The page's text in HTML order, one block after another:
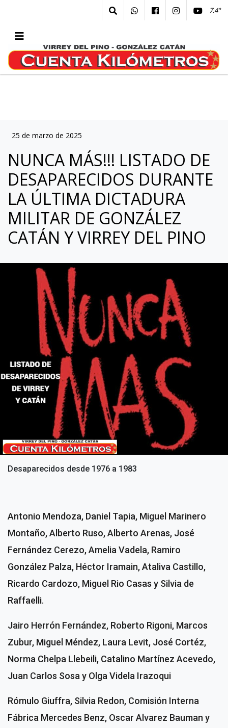
7.4º
25 de marzo de 2025
NUNCA MÁS!!! LISTADO DE
DESAPARECIDOS DURANTE
LA ÚLTIMA DICTADURA
MILITAR DE GONZÁLEZ
CATÁN Y VIRREY DEL PINO
Desaparecidos desde 1976 a 1983
Antonio Mendoza, Daniel Tapia, Miguel Marinero
Montaño, Alberto Ruso, Alberto Arenas, José
Fernández Cerezo, Amelia Vadela, Ramiro
González Palza, Héctor Iramain, Ataliva Castillo,
Ricardo Cardozo, Miguel Rio Casas y Silvia de
Raffaelli.
Jairo Herrón Fernández, Roberto Rigoni, Marcos
Zubur, Miguel Méndez, Laura Levit, José Cortéz,
Norma Chelpa Llebeili, Catalino Martínez Acevedo,
Juan Carlos Sosa y Olga Videla Irazoqui
Rómulo Giuffra, Silvia Redon, Comisión Interna
Fábrica Mercedes Benz, Oscar Alvarez Bauman y